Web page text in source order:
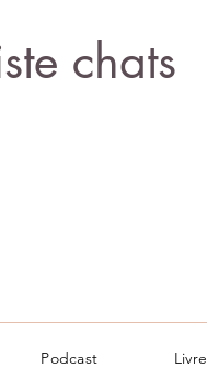
chats
Podcast Livre